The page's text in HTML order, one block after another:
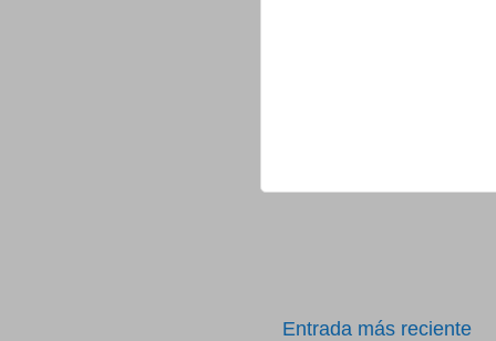
Entrada más reciente